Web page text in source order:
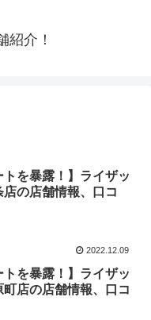
紹介！
トを暴露！】ライザッ
店の店舗情報、口コ
2022.12.09
トを暴露！】ライザッ
町店の店舗情報、口コ